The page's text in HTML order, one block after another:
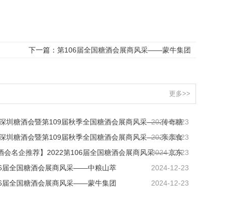
下一篇： 第106届全国糖酒会展商风采——蒙牛集团
更多>>
圳糖酒会暨第109届秋季全国糖酒会展商风采——传奇糖
2024-12-23
圳糖酒会暨第109届秋季全国糖酒会展商风采——亲亲食
2024-12-23
会名企推荐】2022第106届全国糖酒会展商风采——京东
2024-12-23
届全国糖酒会展商风采——中粮山萃
2024-12-23
届全国糖酒会展商风采——蒙牛集团 2024-12-23